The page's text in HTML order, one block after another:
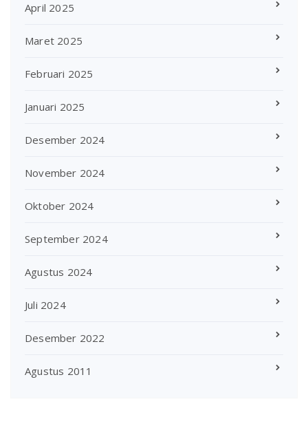
April 2025
Maret 2025
Februari 2025
Januari 2025
Desember 2024
November 2024
Oktober 2024
September 2024
Agustus 2024
Juli 2024
Desember 2022
Agustus 2011